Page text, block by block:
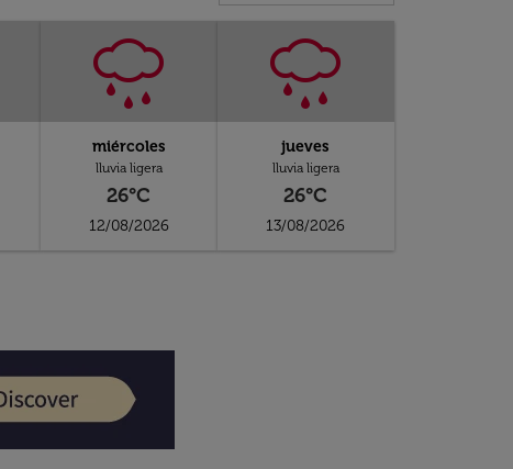
miércoles
lluvia ligera
26°C
12/08/2026
jueves
lluvia ligera
26°C
13/08/2026